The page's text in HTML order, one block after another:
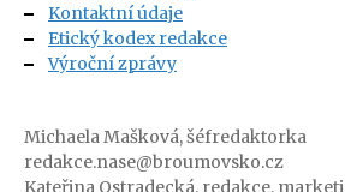
Kontaktní údaje
Etický kodex redakce
Výroční zprávy
Michaela Mašková, šéfredaktorka
redakce.nase@broumovsko.cz
Kateřina Ostradecká, redakce,